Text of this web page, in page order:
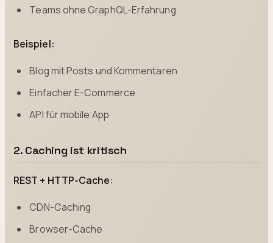
Teams ohne GraphQL-Erfahrung
Beispiel:
Blog mit Posts und Kommentaren
Einfacher E-Commerce
API für mobile App
2. Caching ist kritisch
REST + HTTP-Cache:
CDN-Caching
Browser-Cache